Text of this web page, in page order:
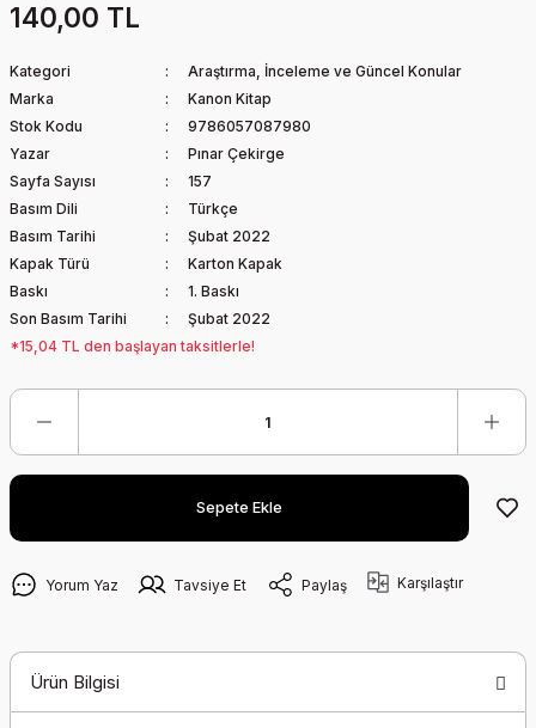
140,00 TL
Kategori
Araştırma, İnceleme ve Güncel Konular
Marka
Kanon Kitap
Stok Kodu
9786057087980
Yazar
Pınar Çekirge
Sayfa Sayısı
157
Basım Dili
Türkçe
Basım Tarihi
Şubat 2022
Kapak Türü
Karton Kapak
Baskı
1. Baskı
Son Basım Tarihi
Şubat 2022
*15,04 TL den başlayan taksitlerle!
Sepete Ekle
Yorum Yaz Tavsiye Et Paylaş Karşılaştır
Ürün Bilgisi